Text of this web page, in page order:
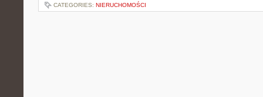
CATEGORIES: NIERUCHOMOŚCI